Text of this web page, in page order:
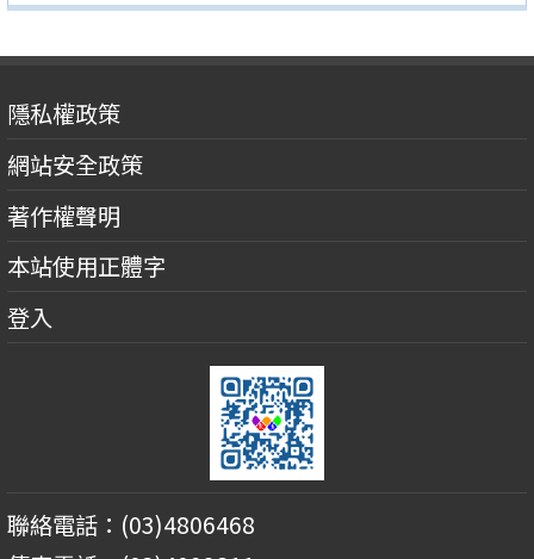
隱私權政策
網站安全政策
著作權聲明
本站使用正體字
登入
聯絡電話：(03)4806468